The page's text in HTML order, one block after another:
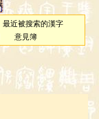
最近被搜索的漢字
意見簿